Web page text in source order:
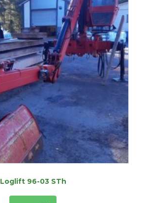
Loglift 96-03 STh